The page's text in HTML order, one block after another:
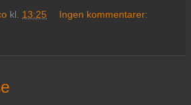
kl. 13:25 Ingen kommentarer: